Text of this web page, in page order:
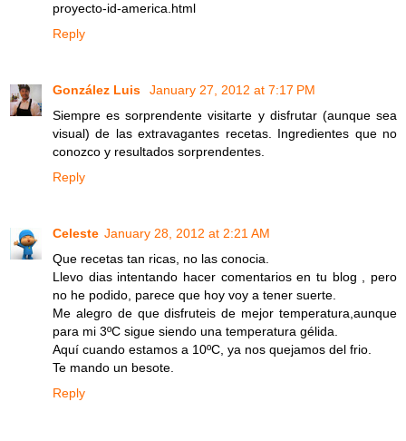
proyecto-id-america.html
Reply
González Luis
January 27, 2012 at 7:17 PM
Siempre es sorprendente visitarte y disfrutar (aunque sea
visual) de las extravagantes recetas. Ingredientes que no
conozco y resultados sorprendentes.
Reply
Celeste January 28, 2012 at 2:21 AM
Que recetas tan ricas, no las conocia.
Llevo dias intentando hacer comentarios en tu blog , pero
no he podido, parece que hoy voy a tener suerte.
Me alegro de que disfruteis de mejor temperatura,aunque
para mi 3ºC sigue siendo una temperatura gélida.
Aquí cuando estamos a 10ºC, ya nos quejamos del frio.
Te mando un besote.
Reply